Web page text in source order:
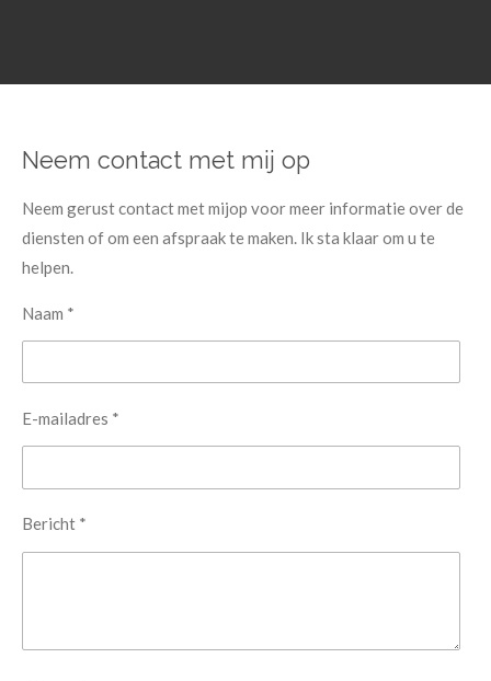
Neem contact met mij op
Neem gerust contact met mijop voor meer informatie over de
diensten of om een afspraak te maken. Ik sta klaar om u te
helpen.
Naam *
E-mailadres *
Bericht *